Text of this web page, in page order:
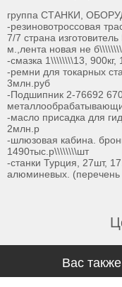
группа СТАНКИ,
-резиновотроссовая
7/7 страна
м.,лента новая не
-смазка 1\\\\\\\\13, 900кг,
-ремни для токарных
3млн.руб
-Подшипник 2-76692
-масло присадка для
2млн.р
-шлюзовая кабина.
1490тыс.р\\\\\\\\шт
-станки Турция, 27шт,
алюминевых. (перечень
Вас